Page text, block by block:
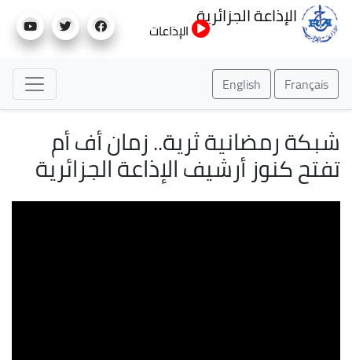
إلى
الإذاعة الجزائرية
الإذاعات
Français
English
شبكة رمضانية ثرية.. زمان أف أم
تفتح كنوز أرشيف الإذاعة الجزائرية